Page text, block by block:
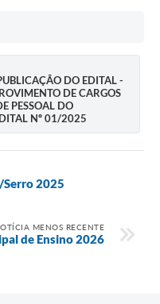
DO EDITAL -
DE CARGOS
PESSOAL DO
Nº 01/2025
Serro 2025
MENOS RECENTE
de Ensino 2026